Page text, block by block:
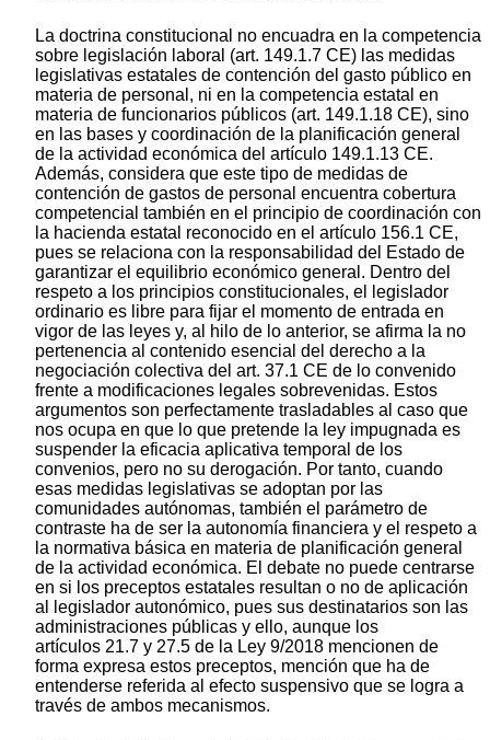
La doctrina constitucional no encuadra en la competencia
sobre legislación laboral (art. 149.1.7 CE) las medidas
legislativas estatales de contención del gasto público en
materia de personal, ni en la competencia estatal en
materia de funcionarios públicos (art. 149.1.18 CE), sino
en las bases y coordinación de la planificación general
de la actividad económica del artículo 149.1.13 CE.
Además, considera que este tipo de medidas de
contención de gastos de personal encuentra cobertura
competencial también en el principio de coordinación con
la hacienda estatal reconocido en el artículo 156.1 CE,
pues se relaciona con la responsabilidad del Estado de
garantizar el equilibrio económico general. Dentro del
respeto a los principios constitucionales, el legislador
ordinario es libre para fijar el momento de entrada en
vigor de las leyes y, al hilo de lo anterior, se afirma la no
pertenencia al contenido esencial del derecho a la
negociación colectiva del art. 37.1 CE de lo convenido
frente a modificaciones legales sobrevenidas. Estos
argumentos son perfectamente trasladables al caso que
nos ocupa en que lo que pretende la ley impugnada es
suspender la eficacia aplicativa temporal de los
convenios, pero no su derogación. Por tanto, cuando
esas medidas legislativas se adoptan por las
comunidades autónomas, también el parámetro de
contraste ha de ser la autonomía financiera y el respeto a
la normativa básica en materia de planificación general
de la actividad económica. El debate no puede centrarse
en si los preceptos estatales resultan o no de aplicación
al legislador autonómico, pues sus destinatarios son las
administraciones públicas y ello, aunque los
artículos 21.7 y 27.5 de la Ley 9/2018 mencionen de
forma expresa estos preceptos, mención que ha de
entenderse referida al efecto suspensivo que se logra a
través de ambos mecanismos.